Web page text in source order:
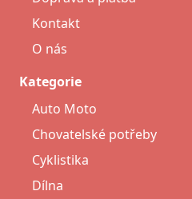
Kontakt
O nás
Kategorie
Auto Moto
Chovatelské potřeby
Cyklistika
Dílna